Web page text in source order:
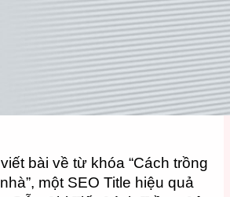
bài về từ khóa “Cách trồng
một SEO Title hiệu quả